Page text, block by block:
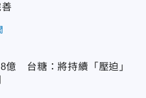
億 台糖：將持續「壓迫」